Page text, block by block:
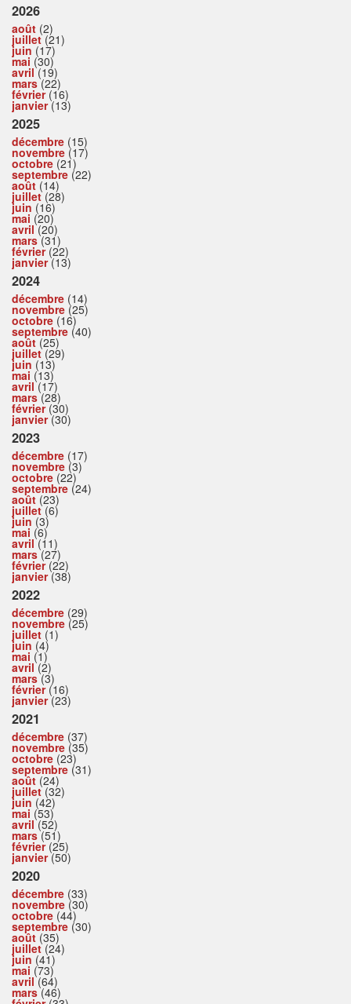
2026
août (2)
juillet(21)
juin (17)
mai (30)
avril(19)
mars(22)
février(16)
janvier(13)
2025
décembre (15)
novembre (17)
octobre (21)
septembre (22)
août (14)
juillet(28)
juin (16)
mai (20)
avril(20)
mars(31)
février(22)
janvier(13)
2024
décembre (14)
novembre (25)
octobre (16)
septembre (40)
août (25)
juillet(29)
juin (13)
mai (13)
avril(17)
mars(28)
février(30)
janvier(30)
2023
décembre (17)
novembre (3)
octobre (22)
septembre (24)
août (23)
juillet(6)
juin (3)
mai (6)
avril(11)
mars(27)
février(22)
janvier(38)
2022
décembre (29)
novembre (25)
juillet (1)
juin (4)
mai (1)
avril(2)
mars(3)
février(16)
janvier(23)
2021
décembre (37)
novembre (35)
octobre (23)
septembre (31)
août (24)
juillet(32)
juin (42)
mai (53)
avril(52)
mars(51)
février(25)
janvier(50)
2020
décembre (33)
novembre (30)
octobre (44)
septembre (30)
août (35)
juillet(24)
juin (41)
mai (73)
avril(64)
mars(46)